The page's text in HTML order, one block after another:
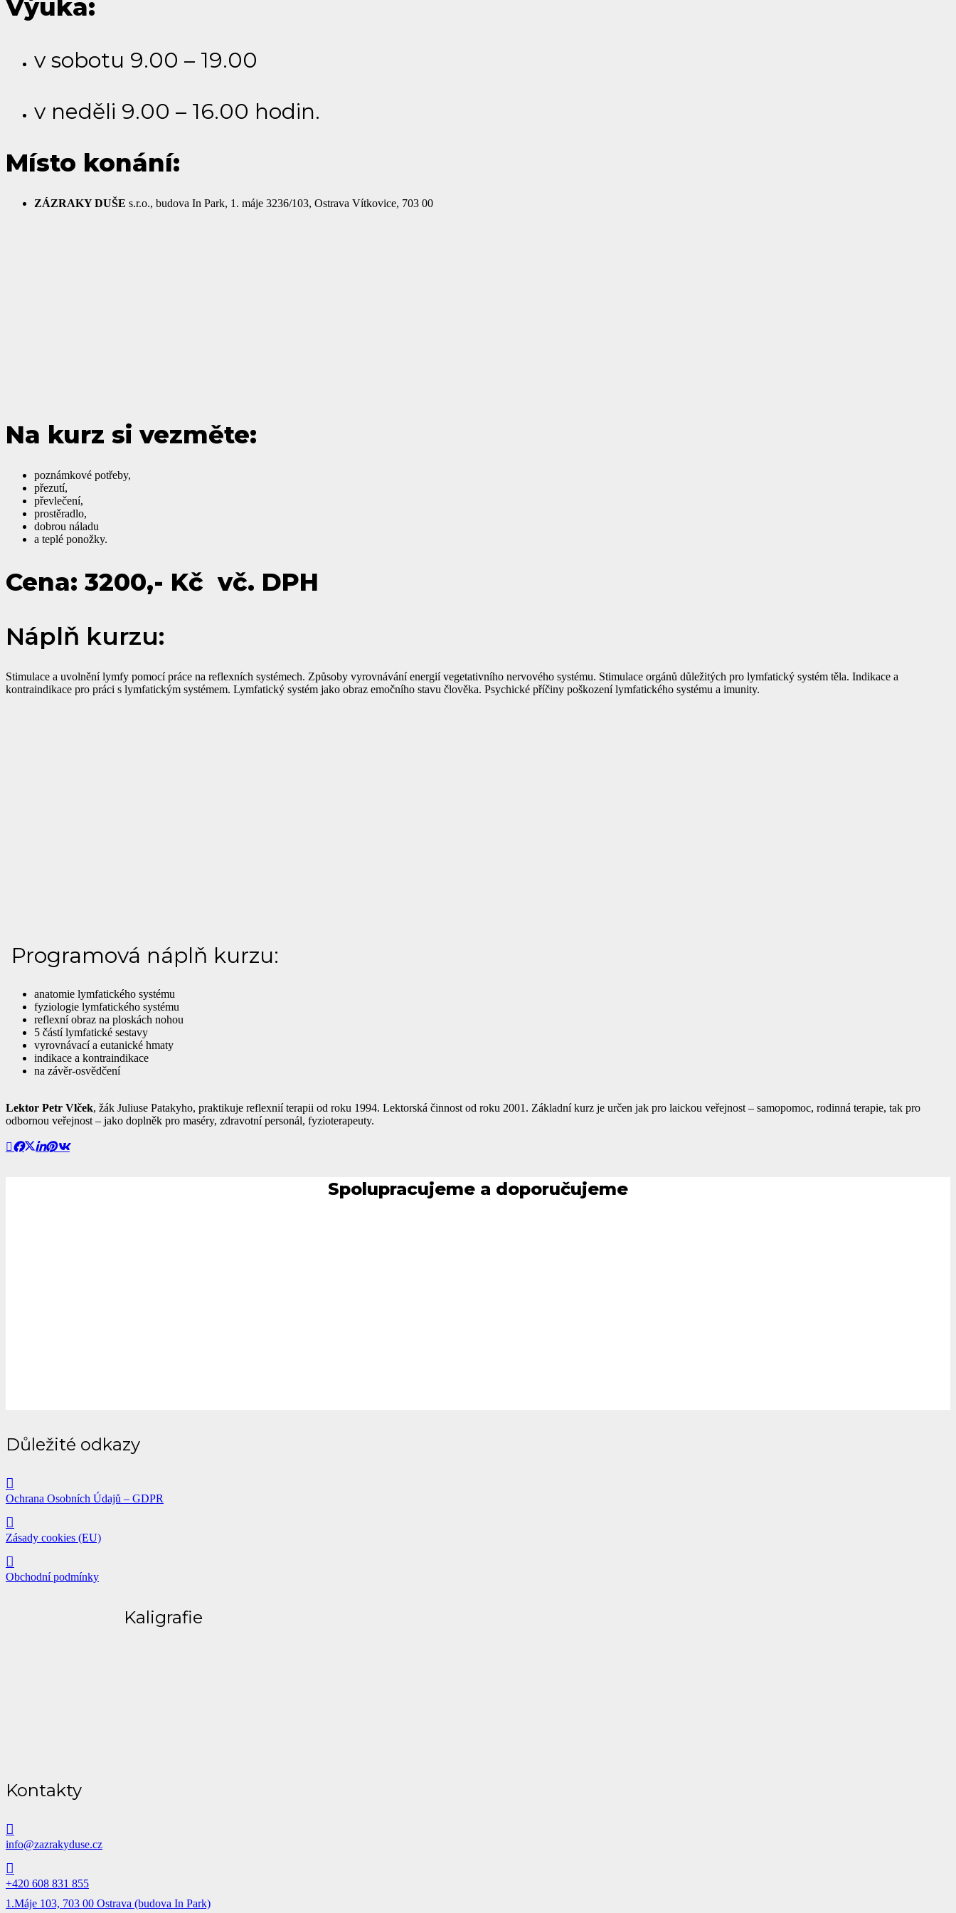
Výuka:
v sobotu 9.00 – 19.00
v neděli 9.00 – 16.00 hodin.
Místo konání:
ZÁZRAKY DUŠE s.r.o., budova In Park, 1. máje 3236/103, Ostrava Vítkovice, 703 00
Na kurz si vezměte:
poznámkové potřeby,
přezutí,
převlečení,
prostěradlo,
dobrou náladu
a teplé ponožky.
Cena: 3200,- Kč vč. DPH
Náplň kurzu:
Stimulace a uvolnění lymfy pomocí práce na reflexních systémech. Způsoby vyrovnávání energií vegetativního nervového systému. Stimulace orgánů důležitých pro lymfatický systém těla. Indikace a
kontraindikace pro práci s lymfatickým systémem. Lymfatický systém jako obraz emočního stavu člověka. Psychické příčiny poškození lymfatického systému a imunity.
Programová náplň kurzu:
anatomie lymfatického systému
fyziologie lymfatického systému
reflexní obraz na ploskách nohou
5 částí lymfatické sestavy
vyrovnávací a eutanické hmaty
indikace a kontraindikace
na závěr-osvědčení
Lektor Petr Vlček, žák Juliuse Patakyho, praktikuje reflexnií terapii od roku 1994. Lektorská činnost od roku 2001. Základní kurz je určen jak pro laickou veřejnost – samopomoc, rodinná terapie, tak pro
odbornou veřejnost – jako doplněk pro maséry, zdravotní personál, fyzioterapeuty.
Spolupracujeme a doporučujeme
Důležité odkazy
Ochrana Osobních Údajů – GDPR
Zásady cookies (EU)
Obchodní podmínky
Kaligrafie
Kontakty
info@zazrakyduse.cz
+420 608 831 855
1.Máje 103, 703 00 Ostrava (budova In Park)